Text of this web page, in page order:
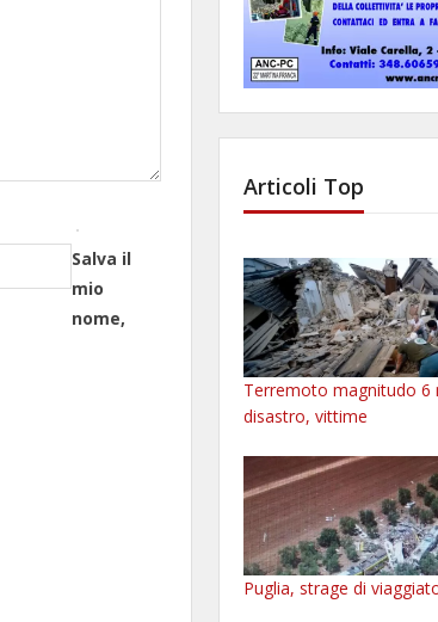
Salva il
mio
nome,
Articoli Top
Terremoto magnitudo 6
disastro, vittime
Puglia, strage di